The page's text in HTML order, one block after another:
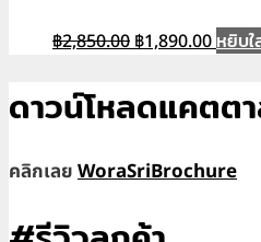
฿2,850.00 Original
฿2,850.00.
฿1,890.00
฿
หยิบใ
ดาวน์โหลดแคตต
คลิกเลยWoraSriBrochure